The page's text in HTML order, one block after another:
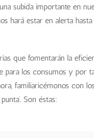
subida importante en
hará estar en alerta
que fomentarán la
para los consumos y por
familiaricémonos con
Son éstas: